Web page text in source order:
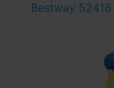
Bestway